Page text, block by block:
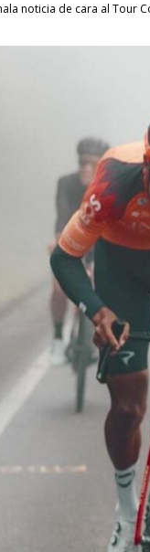
noticia de cara al Tour